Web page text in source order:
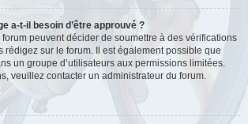
a-t-il besoin d’être approuvé ?
peuvent décider de soumettre à des vérifications
rédigez sur le forum. Il est également possible que
un groupe d’utilisateurs aux permissions limitées.
veuillez contacter un administrateur du forum.